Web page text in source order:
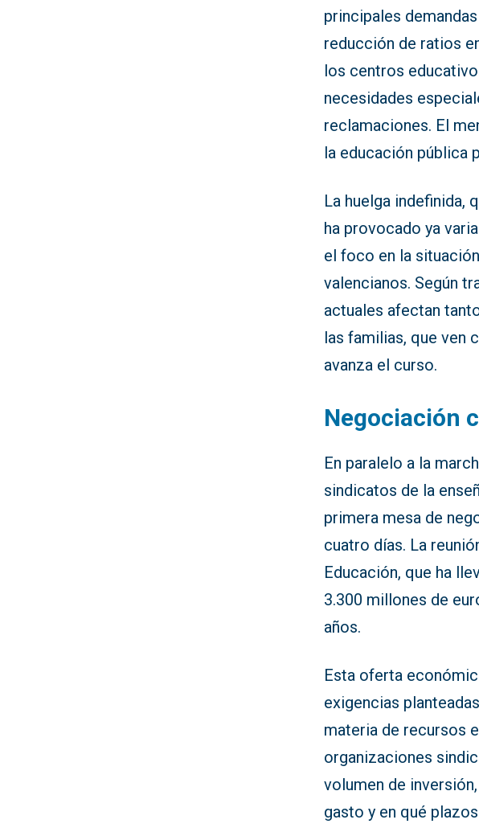
principales
reducción de ratios
los centros
necesidades
reclamaciones. El
la educación pública
La huelga indefinida,
ha provocado ya
el foco en la
valencianos. Según
actuales afectan
las familias, que ven
avanza el curso.
Negociación
En paralelo a la
sindicatos de la
primera mesa de
cuatro días. La
Educación, que ha
3.300 millones de
años.
Esta oferta
exigencias
materia de recursos
organizaciones
volumen de
gasto y en qué